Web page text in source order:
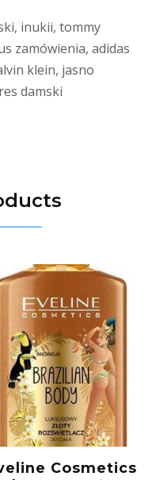
inukii, tommy
zamówienia, adidas
klein, jasno
damski
Cosmetics